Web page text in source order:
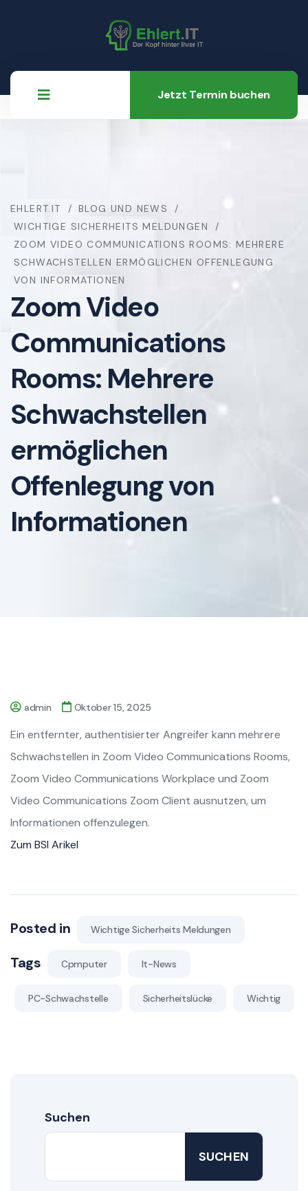
Jetzt Termin buchen
EHLERT.IT
BLOG UND NEWS
WICHTIGE SICHERHEITS MELDUNGEN
ZOOM VIDEO COMMUNICATIONS ROOMS: MEHRERE
SCHWACHSTELLEN ERMÖGLICHEN OFFENLEGUNG
VON INFORMATIONEN
Zoom Video
Communications
Rooms: Mehrere
Schwachstellen
ermöglichen
Offenlegung von
Informationen
admin Oktober 15, 2025
Ein entfernter, authentisierter Angreifer kann mehrere
Schwachstellen in Zoom Video Communications Rooms,
Zoom Video Communications Workplace und Zoom
Video Communications Zoom Client ausnutzen, um
Informationen offenzulegen.
Zum BSI Arikel
Posted in Wichtige Sicherheits Meldungen
Tags Cpmputer It-News
PC-Schwachstelle Sicherheitslücke Wichtig
Suchen
SUCHEN